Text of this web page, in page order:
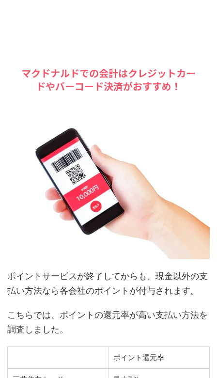
マクドナルドでの会計はクレジットカー
ドやバーコード決済がおすすめ！
ポイントサービスが終了してからも、現金以外の支
払い方法なら各会社のポイントが付与されます。
こちらでは、ポイントの還元率が高い支払い方法を
調査しました。
ポイント還元率